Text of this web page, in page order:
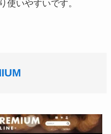
使いやすいです。